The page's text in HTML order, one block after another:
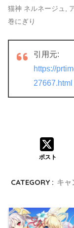
猫神 ネルネージュ,
巻にぎり
引用元:
https://
27667.html
ポスト
CATEGORY : キャ